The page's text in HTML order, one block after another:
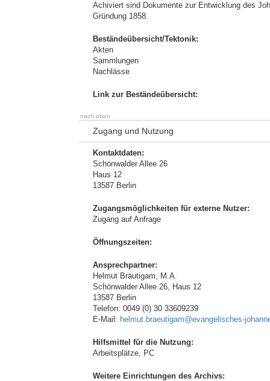
Achiviert sind Dokumente zur Entwicklung des
Gründung 1858.
Beständeübersicht/Tektonik:
Akten
Sammlungen
Nachlässe
Link zur Beständeübersicht:
nach oben
Zugang und Nutzung
Kontaktdaten:
Schönwalder Allee 26
Haus 12
13587 Berlin
Zugangsmöglichkeiten für externe Nutzer:
Zugang auf Anfrage
Öffnungszeiten:
Ansprechpartner:
Helmut Bräutigam, M.A.
Schönwalder Allee 26, Haus 12
13587 Berlin
Telefon: 0049 (0) 30 33609239
E-Mail: helmut.braeutigam@evangelisches-
Hilfsmittel für die Nutzung:
Arbeitsplätze, PC
Weitere Einrichtungen des Archivs: